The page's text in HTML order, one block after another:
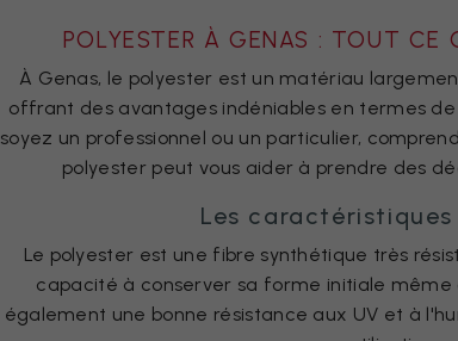
POLYESTER À GENAS : TOUT CE
À Genas, le polyester est un matériau
offrant des avantages indéniables en termes
soyez un professionnel ou un particulier,
polyester peut vous aider à prendre des
Les
Le polyester est une fibre synthétique très
capacité à conserver sa forme initiale
également une bonne résistance aux UV et à